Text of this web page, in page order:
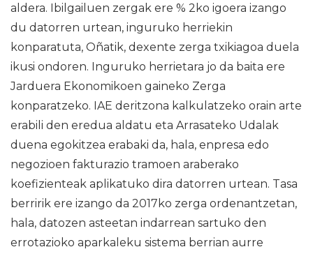
aldera. Ibilgailuen zergak ere % 2ko igoera izango
du datorren urtean, inguruko herriekin
konparatuta, Oñatik, dexente zerga txikiagoa duela
ikusi ondoren. Inguruko herrietara jo da baita ere
Jarduera Ekonomikoen gaineko Zerga
konparatzeko. IAE deritzona kalkulatzeko orain arte
erabili den eredua aldatu eta Arrasateko Udalak
duena egokitzea erabaki da, hala, enpresa edo
negozioen fakturazio tramoen araberako
koefizienteak aplikatuko dira datorren urtean. Tasa
berririk ere izango da 2017ko zerga ordenantzetan,
hala, datozen asteetan indarrean sartuko den
errotazioko aparkaleku sistema berrian aurre